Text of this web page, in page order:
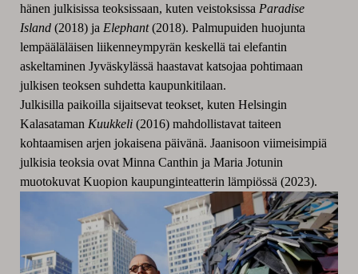
hänen julkisissa teoksissaan, kuten veistoksissa Paradise
Island (2018) ja Elephant(2018). Palmupuiden huojunta
lempääläläisen liikenneympyrän keskellä tai elefantin
askeltaminen Jyväskylässä haastavat katsojaa pohtimaan
julkisen teoksen suhdetta kaupunkitilaan.
Julkisilla paikoilla sijaitsevat teokset, kuten Helsingin
Kalasataman Kuukkeli (2016) mahdollistavat taiteen
kohtaamisen arjen jokaisena päivänä. Jaanisoon viimeisimpiä
julkisia teoksia ovat Minna Canthin ja Maria Jotunin
muotokuvat Kuopion kaupunginteatterin lämpiössä (2023).